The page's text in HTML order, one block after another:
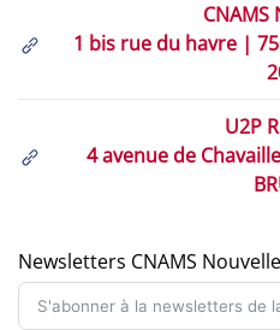
CNAMS
1 bis rue du havre |
U2P
4 avenue de
Newsletters CNAMS